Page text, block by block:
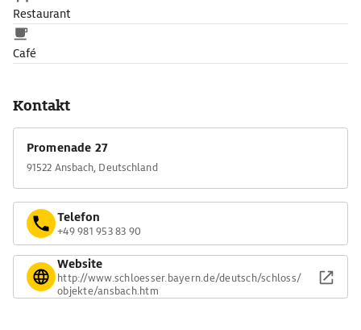
Restaurant
Café
Kontakt
Promenade 27
91522 Ansbach, Deutschland
Telefon
+49 981 953 83 90
Website
http://www.schloesser.bayern.de/deutsch/schloss/
objekte/ansbach.htm